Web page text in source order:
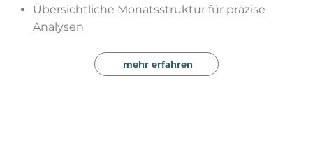
Übersichtliche Monatsstruktur für präzise
Analysen
mehr erfahren